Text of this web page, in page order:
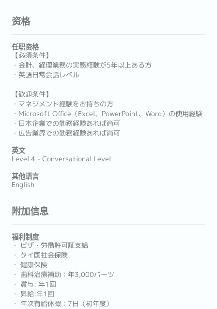
资格
任职资格
【必須条件】
・会計、経理業務の実務経験が5年以上ある方
・英語日常会話レベル
【歓迎条件】
・マネジメント経験をお持ちの方
・Microsoft Office（Excel、PowerPoint、Word）の使用経験
・日本企業での勤務経験あれば尚可
・広告業界での勤務経験あれば尚可
英文
Level 4 - Conversational Level
其他语言
English
附加信息
福利制度
・ ビザ・労働許可証支給
・ タイ国社会保険
・ 健康保険
・ 歯科治療補助：年3,000バーツ
・ 賞与: 年1回
・ 昇給:年1回
・ 年次有給休暇：7日（初年度）